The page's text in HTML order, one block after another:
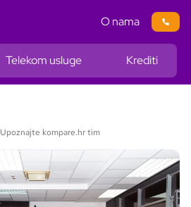
Telekom usluge Krediti
O nama
Upoznajte kompare.hr tim